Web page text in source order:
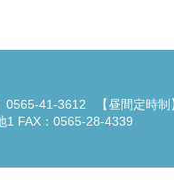
0565-41-3612
【昼間定時
1 FAX：0565-28-4339